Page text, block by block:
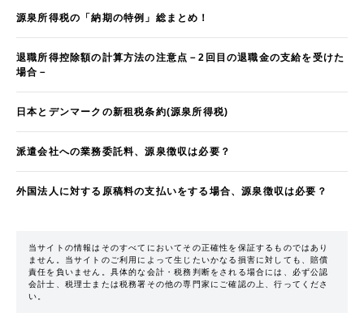
源泉所得税の「納期の特例」総まとめ！
退職所得控除額の計算方法の注意点－2回目の退職金の支給を受けた
場合－
日本とデンマークの新租税条約(源泉所得税)
派遣会社への業務委託料、源泉徴収は必要？
外国法人に対する原稿料の支払いをする場合、源泉徴収は必要？
当サイトの情報はそのすべてにおいてその正確性を保証するものではあり
ません。当サイトのご利用によって生じたいかなる損害に対しても、賠償
責任を負いません。具体的な会計・税務判断をされる場合には、必ず公認
会計士、税理士または税務署その他の専門家にご確認の上、行ってくださ
い。